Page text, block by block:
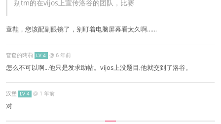
别tm的在vijos上宣传洛谷的团队，比赛
童鞋，您该配副眼镜了，别盯着电脑屏幕看太久啊……
奆奆的蒟蒻 LV 4 @ 6 年前
怎么不可以啊...他只是发求助帖。vijos上没题目,他就交到了洛谷。
汉堡 LV 4 @ 1 年前
对